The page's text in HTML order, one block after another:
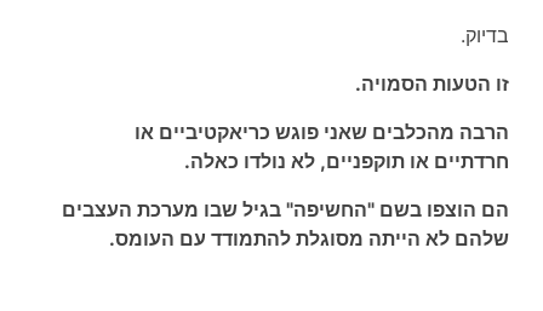
בדיוק.
זו הטעות הסמויה.
הרבה מהכלבים שאני פוגש כריאקטיביים או
חרדתיים או תוקפניים, לא נולדו כאלה.
הם הוצפו בשם "החשיפה" בגיל שבו מערכת העצבים
שלהם לא הייתה מסוגלת להתמודד עם העומס.